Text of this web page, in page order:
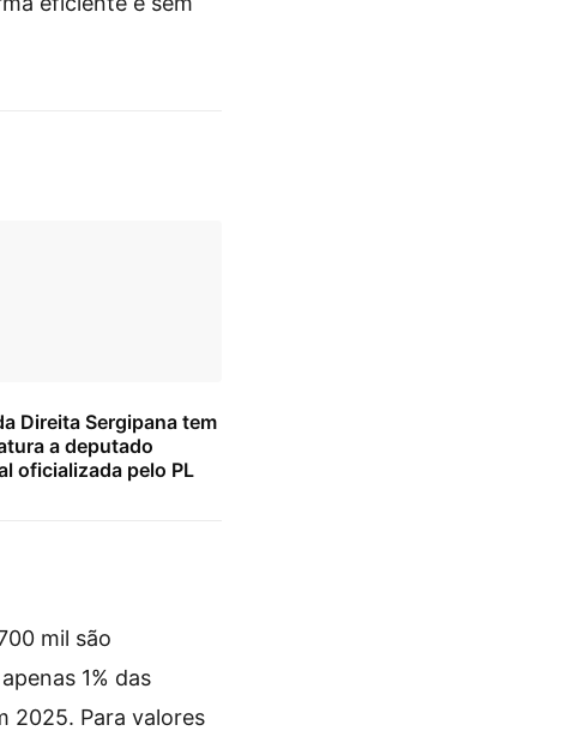
Direita Sergipana tem
a deputado
oficializada pelo PL
mil são
1% das
2025. Para valores